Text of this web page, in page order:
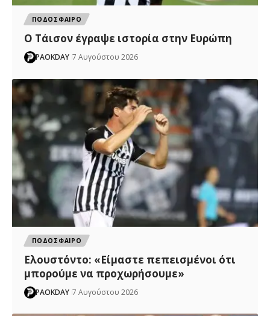
ΠΟΔΟΣΦΑΙΡΟ
Ο Τάισον έγραψε ιστορία στην Ευρώπη
PAOKDAY 7 Αυγούστου 2026
ΠΟΔΟΣΦΑΙΡΟ
Ελουστόντο: «Είμαστε πεπεισμένοι ότι
μπορούμε να προχωρήσουμε»
PAOKDAY 7 Αυγούστου 2026